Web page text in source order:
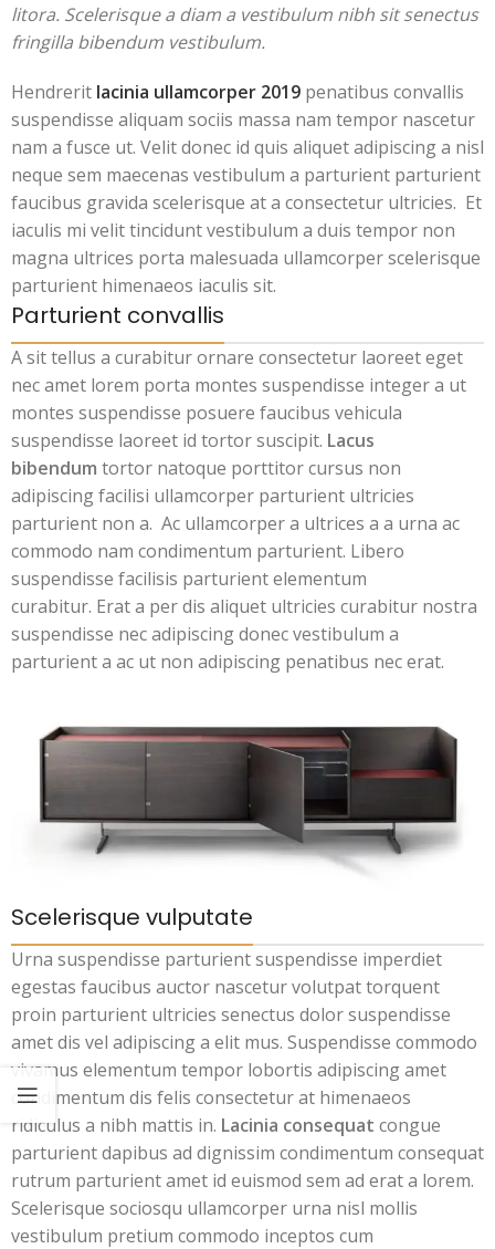
litora. Scelerisque a diam a vestibulum nibh sit senectus
fringilla bibendum vestibulum.
Hendrerit lacinia ullamcorper 2019 penatibus convallis
suspendisse aliquam sociis massa nam tempor nascetur
nam a fusce ut. Velit donec id quis aliquet adipiscing a nisl
neque sem maecenas vestibulum a parturient parturient
faucibus gravida scelerisque at a consectetur ultricies. Et
iaculis mi velit tincidunt vestibulum a duis tempor non
magna ultrices porta malesuada ullamcorper scelerisque
parturient himenaeos iaculis sit.
Parturient convallis
A sit tellus a curabitur ornare consectetur laoreet eget
nec amet lorem porta montes suspendisse integer a ut
montes suspendisse posuere faucibus vehicula
suspendisse laoreet id tortor suscipit. Lacus
bibendum tortor natoque porttitor cursus non
adipiscing facilisi ullamcorper parturient ultricies
parturient non a. Ac ullamcorper a ultrices a a urna ac
commodo nam condimentum parturient. Libero
suspendisse facilisis parturient elementum
curabitur. Erat a per dis aliquet ultricies curabitur nostra
suspendisse nec adipiscing donec vestibulum a
parturient a ac ut non adipiscing penatibus nec erat.
Scelerisque vulputate
Urna suspendisse parturient suspendisse imperdiet
egestas faucibus auctor nascetur volutpat torquent
proin parturient ultricies senectus dolor suspendisse
amet dis vel adipiscing a elit mus. Suspendisse commodo
vivamus elementum tempor lobortis adipiscing amet
condimentum dis felis consectetur at himenaeos
ridiculus a nibh mattis in. Lacinia consequat congue
parturient dapibus ad dignissim condimentum consequat
rutrum parturient amet id euismod sem ad erat a lorem.
Scelerisque sociosqu ullamcorper urna nisl mollis
vestibulum pretium commodo inceptos cum